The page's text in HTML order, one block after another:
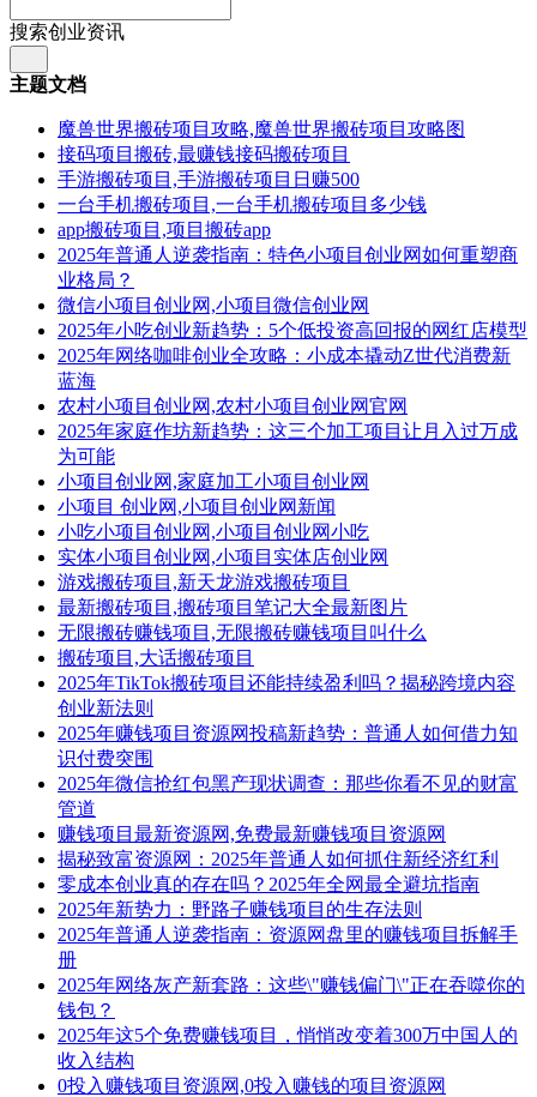
搜索创业资讯
主题文档
魔兽世界搬砖项目攻略,魔兽世界搬砖项目攻略图
接码项目搬砖,最赚钱接码搬砖项目
手游搬砖项目,手游搬砖项目日赚500
一台手机搬砖项目,一台手机搬砖项目多少钱
app搬砖项目,项目搬砖app
2025年普通人逆袭指南：特色小项目创业网如何重塑商
业格局？
微信小项目创业网,小项目微信创业网
2025年小吃创业新趋势：5个低投资高回报的网红店模型
2025年网络咖啡创业全攻略：小成本撬动Z世代消费新
蓝海
农村小项目创业网,农村小项目创业网官网
2025年家庭作坊新趋势：这三个加工项目让月入过万成
为可能
小项目创业网,家庭加工小项目创业网
小项目 创业网,小项目创业网新闻
小吃小项目创业网,小项目创业网小吃
实体小项目创业网,小项目实体店创业网
游戏搬砖项目,新天龙游戏搬砖项目
最新搬砖项目,搬砖项目笔记大全最新图片
无限搬砖赚钱项目,无限搬砖赚钱项目叫什么
搬砖项目,大话搬砖项目
2025年TikTok搬砖项目还能持续盈利吗？揭秘跨境内容
创业新法则
2025年赚钱项目资源网投稿新趋势：普通人如何借力知
识付费突围
2025年微信抢红包黑产现状调查：那些你看不见的财富
管道
赚钱项目最新资源网,免费最新赚钱项目资源网
揭秘致富资源网：2025年普通人如何抓住新经济红利
零成本创业真的存在吗？2025年全网最全避坑指南
2025年新势力：野路子赚钱项目的生存法则
2025年普通人逆袭指南：资源网盘里的赚钱项目拆解手
册
2025年网络灰产新套路：这些\"赚钱偏门\"正在吞噬你的
钱包？
2025年这5个免费赚钱项目，悄悄改变着300万中国人的
收入结构
0投入赚钱项目资源网,0投入赚钱的项目资源网